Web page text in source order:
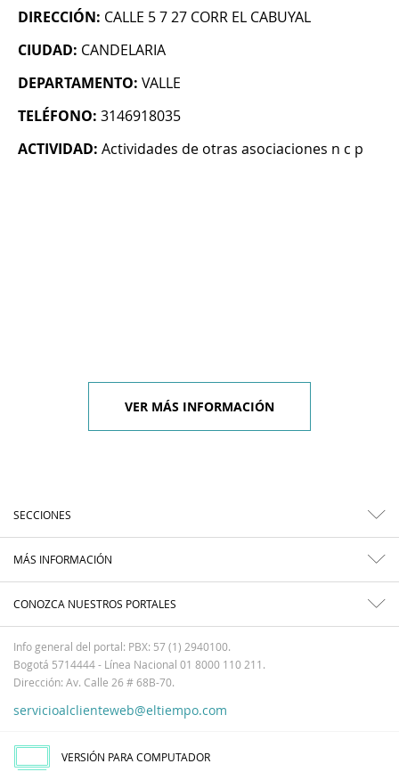
DIRECCIÓN: CALLE 5 7 27 CORR EL CABUYAL
CIUDAD: CANDELARIA
DEPARTAMENTO: VALLE
TELÉFONO: 3146918035
ACTIVIDAD: Actividades de otras asociaciones n c p
VER MÁS INFORMACIÓN
SECCIONES
MÁS INFORMACIÓN
CONOZCA NUESTROS PORTALES
Info general del portal: PBX: 57 (1) 2940100.
Bogotá 5714444 - Línea Nacional 01 8000 110 211.
Dirección: Av. Calle 26 # 68B-70.
servicioalclienteweb@eltiempo.com
VERSIÓN PARA COMPUTADOR